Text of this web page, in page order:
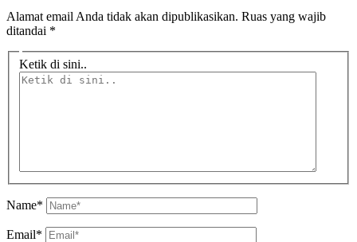
Alamat email Anda tidak akan dipublikasikan. Ruas yang wajib
ditandai *
Ketik di sini..
Name*
Email*